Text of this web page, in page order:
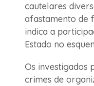
cautelares
afastamento de
indica a
Estado no
Os investigados
crimes de